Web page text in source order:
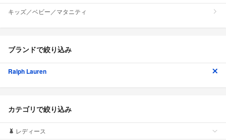
キッズ／ベビー／マタニティ
ブランドで絞り込み
Ralph Lauren
カテゴリで絞り込み
レディース